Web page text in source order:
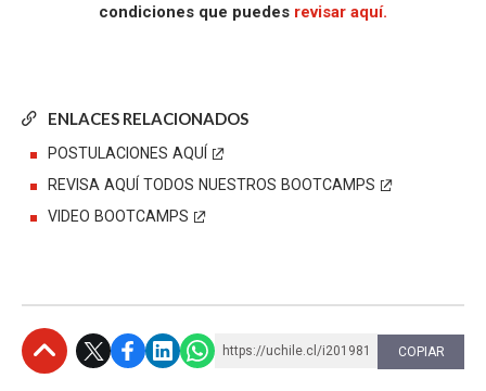
ENLACES RELACIONADOS
POSTULACIONES AQUÍ
REVISA AQUÍ TODOS NUESTROS BOOTCAMPS
VIDEO BOOTCAMPS
condiciones que puedes revisar aquí.
https://uchile.cl/i201981 COPIAR